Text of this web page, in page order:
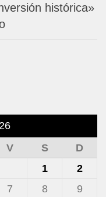
histórica»
V S
D
1
2
7 8
9